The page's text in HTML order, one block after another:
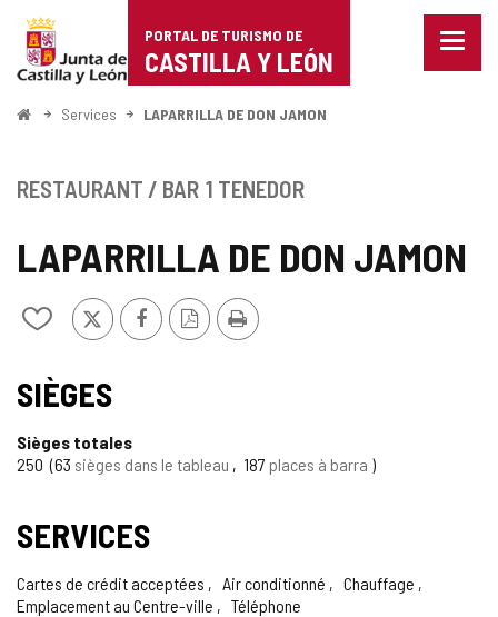
Portal
de
Turismo
Castilla
León
PORTAL DE TURISMO DE
CASTILLA Y LEÓN
Menu
<
Services LAPARRILLA DE DON JAMON
LAPARRILLA DE DON JAMON
Ajouter/retirer
de
cahiers
X FacebookVersion
PDF
Imprimer
RESTAURANT / BAR 1 TENEDOR
SIÈGES
Sièges totales
250 63 sièges dans le tableau 187 places à barra
SERVICES
Cartes de crédit acceptées Air conditionné
Chauffage
Emplacement au Centre-ville
Téléphone